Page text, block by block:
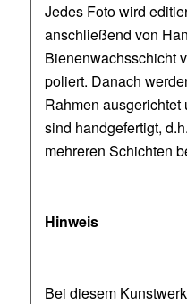
Jedes Foto wird
anschließend von
Bienenwachsschicht
poliert. Danach
Rahmen
sind handgefertigt,
mehreren Schichten
Hinweis
Bei diesem